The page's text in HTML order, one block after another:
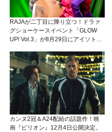
RAJAが二丁目に降り立つ！ドラァ
グショーケースイベント「GLOW
UP! Vol.3」が8月29日にアイソトー
カンヌ2冠＆A24配給の話題作！映
画『ピリオン』12月4日公開決定。